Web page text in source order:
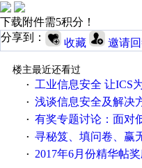
下载附件需5积分！
分享到：
收藏 邀请
楼主最近还看过
·
工业信息安全 让ICS
· 浅谈信息安全及解决
· 有奖专题讨论：面对低压变频故障，
· 寻秘笈、填问卷、赢
· 2017年6月份精华帖